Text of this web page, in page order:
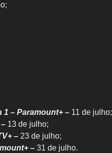
1 – Paramount+ – 11 de julho;
13 de julho;
– 23 de julho;
– 31 de julho.